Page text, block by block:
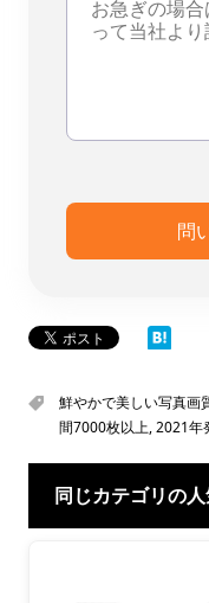
鮮やかで美しい写真画
間7000枚以上,2021年
同じカテゴリの